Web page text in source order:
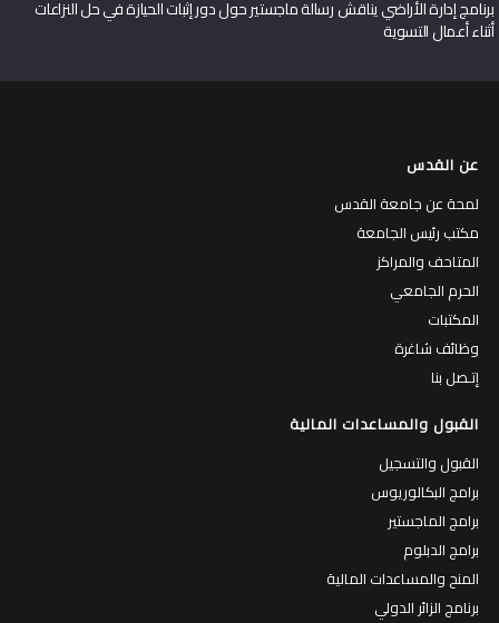
برنامج إدارة الأراضي يناقش رسالة ماجستير حول دور إثبات الحيازة في حل النزاعات
أثناء أعمال التسوية
عن القدس
لمحة عن جامعة القدس
مكتب رئيس الجامعة
المتاحف والمراكز
الحرم الجامعي
المكتبات
وظائف شاغرة
إتـصل بنا
القبول والمساعدات المالية
القبول والتسجيل
برامج البكالوريوس
برامج الماجستير
برامج الدبلوم
المنح والمساعدات المالية
برنامج الزائر الدولي